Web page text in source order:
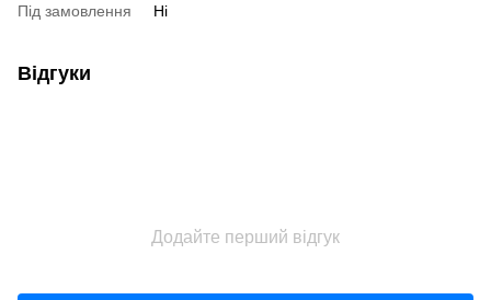
Під замовлення Ні
Відгуки
Додайте перший відгук